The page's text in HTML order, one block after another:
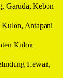
Garuda, Kebon
Antapani
Kulon,
Hewan,